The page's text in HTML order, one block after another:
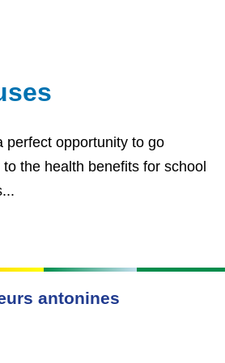
perfect opportunity to go
the health benefits for school
antonines